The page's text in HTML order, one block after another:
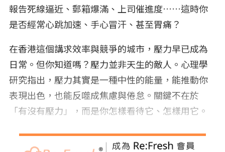
報告死線逼近、郵箱爆滿、上司催進度……這時你
是否經常心跳加速、手心冒汗、甚至胃痛？
在香港這個講求效率與競爭的城市，壓力早已成為
日常。但你知道嗎？壓力並非天生的敵人。心理學
研究指出，壓力其實是一種中性的能量，能推動你
表現出色，也能反噬成焦慮與倦怠。關鍵不在於
「有沒有壓力」，而是你怎樣看待它、怎樣用它。